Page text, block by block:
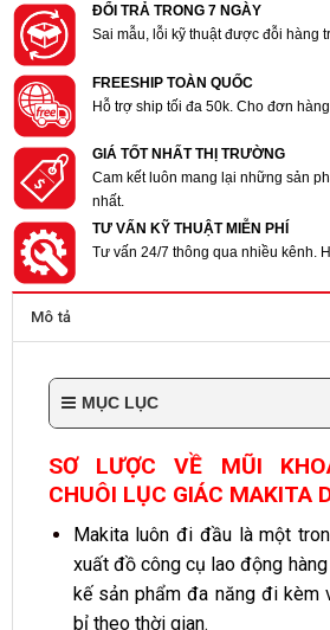
ĐỔI TRẢ TRONG 7 NGÀY
Sai mẫu, lỗi kỹ thuật được đỗi hàng
FREESHIP TOÀN QUỐC
Hỗ trợ ship tối đa 50k. Cho đơn
GIÁ TỐT NHẤT THỊ TRƯỜNG
Cam kết luôn mang lại những sản
nhất.
TƯ VẤN KỸ THUẬT MIỄN PHÍ
Tư vấn 24/7 thông qua nhiều kênh.
Mô tả
MỤC LỤC
SƠ LƯỢC VỀ MŨI
CHUÔI LỤC GIÁC MAKITA
Makita luôn đi đầu là một
xuất đồ công cụ lao động
kế sản phẩm đa năng đi kèm
bỉ theo thời gian.